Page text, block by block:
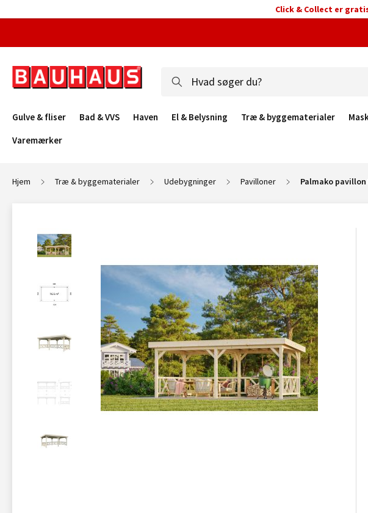
Click & Collect er
Gulve & fliser Bad & VVS Haven El & Belysning Træ & byggematerialer
Varemærker
Hjem Træ & byggematerialer Udebygninger Pavilloner Palmako pavillon